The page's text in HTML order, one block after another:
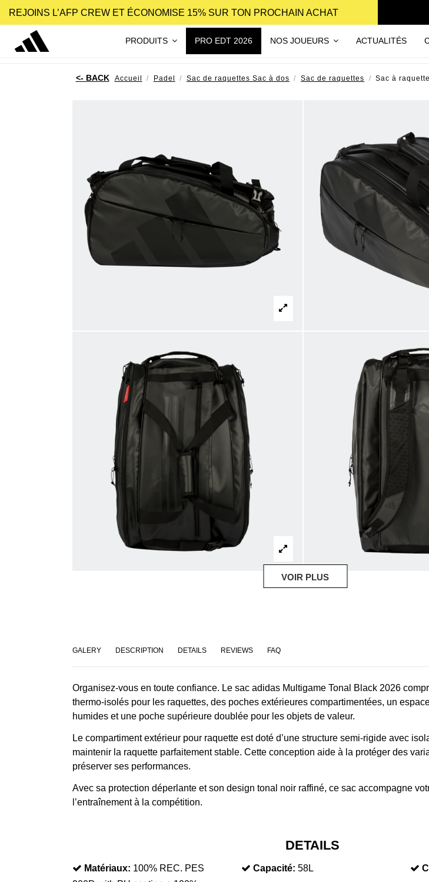
REJOINS L’AFP CREW ET ÉCONOMISE 15% SUR TON PROCHAIN ACHAT
PRODUITS PRO EDT 2026 NOS JOUEURS ACTUALITÉS
Accueil Padel Sac de raquettes Sac à dos Sac de raquettes Sac à
VOIR PLUS
GALERY DESCRIPTION DETAILS REVIEWS FAQ
Organisez-vous en toute confiance. Le sac adidas Multigame Tonal Black 2026
thermo-isolés pour les raquettes, des poches extérieures compartimentées, un
humides et une poche supérieure doublée pour les objets de valeur.
Le compartiment extérieur pour raquette est doté d’une structure semi-rigide avec
maintenir la raquette parfaitement stable. Cette conception aide à la protéger des
préserver ses performances.
Avec sa protection déperlante et son design tonal noir raffiné, ce sac accompagne
l’entraînement à la compétition.
DETAILS
Matériaux: 100% REC. PES
Capacité: 58L